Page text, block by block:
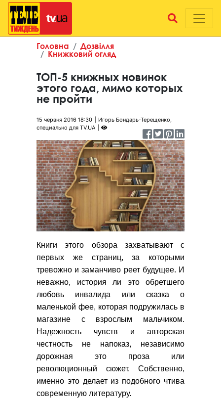
Головна
Дозвілля
Книжковий огляд
ТОП-5 книжных новинок
этого года, мимо которых
не пройти
15 червня 2016 18:30
Игорь Бондарь-Терещенко,
специально для TV.UA
Книги этого обзора захватывают с
первых же страниц, за которыми
тревожно и заманчиво реет будущее. И
неважно, история ли это обретшего
любовь инвалида или сказка о
маленькой фее, которая подружилась в
магазине с взрослым мальчиком.
Надежность чувств и авторская
честность не напоказ, независимо
дорожная это проза или
революционный сюжет. Собственно,
именно это делает из подобного чтива
современную литературу.